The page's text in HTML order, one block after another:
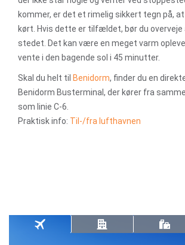
kommer, er det et rimelig sikkert tegn på,
kørt. Hvis dette er tilfældet, bør du overveje
stedet. Det kan være en meget varm
vente i den bagende sol i 45 minutter.
Skal du helt til Benidorm, finder du en
Benidorm Busterminal, der kører fra
som linie C-6.
Praktisk info: Til-/fra lufthavnen